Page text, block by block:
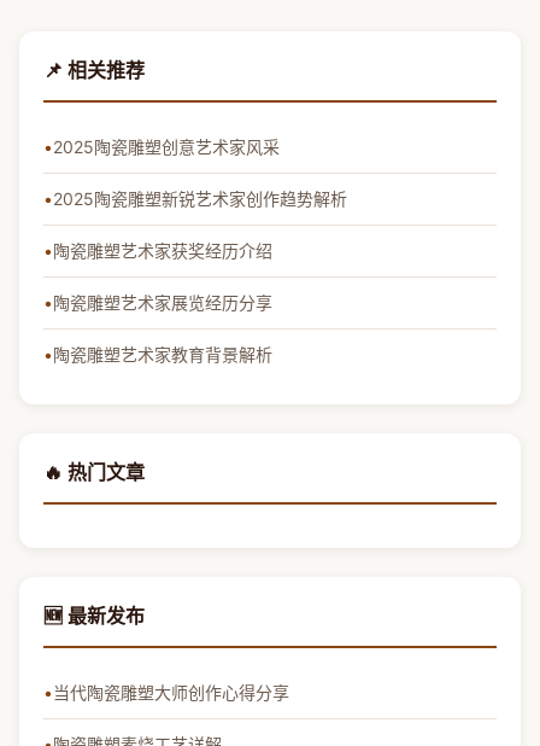
📌 相关推荐
2025陶瓷雕塑创意艺术家风采
2025陶瓷雕塑新锐艺术家创作趋势解析
陶瓷雕塑艺术家获奖经历介绍
陶瓷雕塑艺术家展览经历分享
陶瓷雕塑艺术家教育背景解析
🔥 热门文章
🆕 最新发布
当代陶瓷雕塑大师创作心得分享